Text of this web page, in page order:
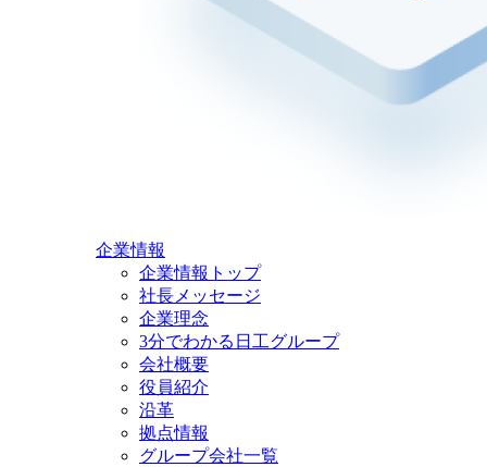
企業情報
企業情報トップ
社長メッセージ
企業理念
3分でわかる日工グループ
会社概要
役員紹介
沿革
拠点情報
グループ会社一覧